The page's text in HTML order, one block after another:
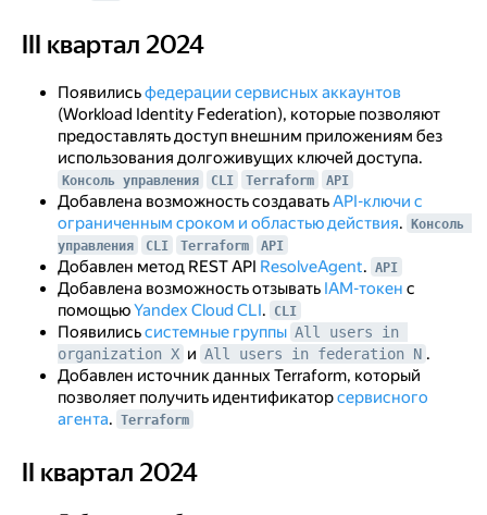
III квартал 2024
III квартал 2024
Появилисьфедерации сервисных аккаунтов
(Workload Identity Federation), которые позволяют
предоставлять доступ внешним приложениям без
использования долгоживущих ключей доступа.
Консоль управления CLI Terraform API
Добавлена возможность создаватьAPI-ключи с
ограниченным сроком и областью действия.
Консоль
управления
CLI Terraform API
Добавлен метод REST API ResolveAgent. API
Добавлена возможность отзывать IAM-токен с
помощьюYandex Cloud CLI. CLI
Появилисьсистемные группы All users in
organization X и All users in federation N .
Добавлен источник данных Terraform, который
позволяет получить идентификаторсервисного
агента. Terraform
II квартал 2024
II квартал 2024